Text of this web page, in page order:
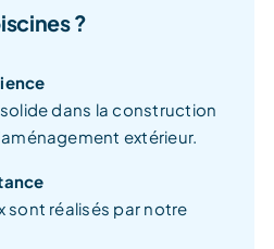
?
dans la construction
extérieur.
sont réalisés par notre